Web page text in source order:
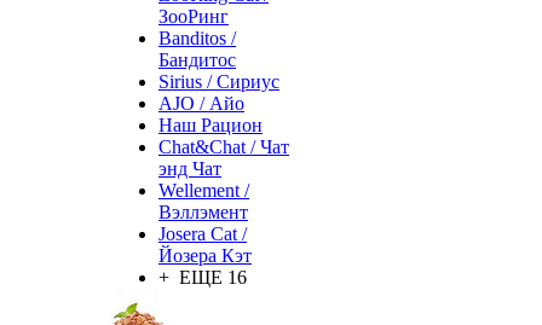
ЗооРинг
Banditos /
Бандитос
Sirius / Сириус
AJO / Айо
Наш Рацион
Chat&Chat / Чат
энд Чат
Wellement /
Вэллэмент
Josera Cat /
Йозера Кэт
+ ЕЩЕ 16